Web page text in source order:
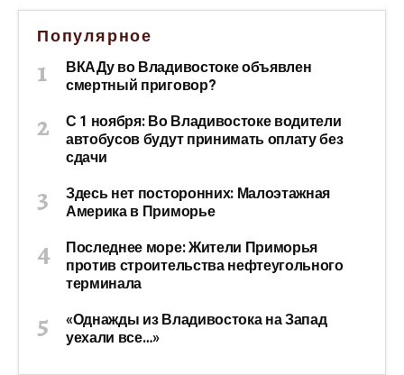
Популярное
ВКАДу во Владивостоке объявлен
смертный приговор?
С 1 ноября: Во Владивостоке водители
автобусов будут принимать оплату без
сдачи
Здесь нет посторонних: Малоэтажная
Америка в Приморье
Последнее море: Жители Приморья
против строительства нефтеугольного
терминала
«Однажды из Владивостока на Запад
уехали все…»